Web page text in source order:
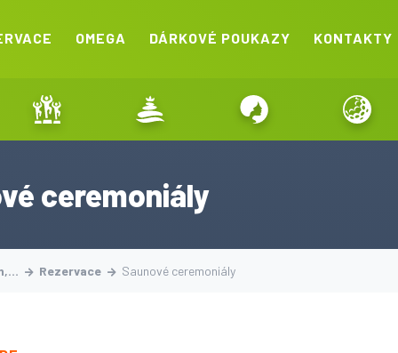
OMEGA DÁRKOVÉ POUKAZY KONTAKTY
ceremoniály
Rezervace Saunové ceremoniály